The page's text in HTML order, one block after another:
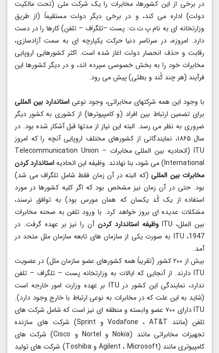
در برخی از این کشورها، مخابرات را یک شرکت ملی (تحت مالکیت
دولت) اداره می کند، و در برخی دیگر دولت مستقیماً (از طریق
وزارتخانه ای به نام پ.ت.ت: پست –تلگراف – تلفن) کارها را در دست
دارد. امروزه، در سرتاسر دنیا حرکت یکپارچه ای به سمت آزادسازی،
رقابت و حذف انحصار دولت اغاز شده است. اکثر کشورهایی اروپایی
مخابرات خود را به بخش خصوصی سپرده اند، و در دیگر کشورها این
فرآیند (هر چند کُند و بطئی) پیش می رود.
با وجود این همه شرکتهای مخابراتی، وجود نوعی استاندارد بین المللی
برای تضمین ارتباط بین افراد (و کامپیوترها) از کشوری به کشور دیگر
ضروری به نظر می رسد. البته این نیاز از مدتها قبل آشکار شده بود. در
سال ۱۸۶۵، نمایندگانی از کشورهای مختلف اروپایی آنچه را که امروز
ITU (اتحادیه بین المللی مخابرات – Telecommunication Union
International) می شود، بنا نهادند. وظیفه این اتحادیه
استاندارد کردن
مخابرات بین المللی(که البته در آن زمان فقط شامل تلگراف می شد)
بود. حتی در آن زمان نیز مشخص بود که اگر کلیه کشورها در مورد
استفاده از یک کُد یکسان که همان مورس بود) به توافق نرسند،
مشکلات عدیده ای بروز خواهد کرد. با ورود تلفن به صحنه مخابرات
بین الملل، ITU
وظیفه استاندارد کردنآن را نیز بر عهده گرفت. در
1947، ITU به صورت یکی از سازمان های تابعه سازمان ملل متحد در
آمد.
بیش از ۲۰۰ کشور (تقریباً همه کشورهای عضو سازمان ملل) در عضویت
ITU دارند. از آنجایی که ایالات به وزارتخانه پست – تلگراف – تلفن
ندارد، نمایندگی این کشور در ITU بر عهده وزارت امور خارجه است
(شاید به این علت که در مخابرات به نوعی ارتباط با خارج وجود دارد).
ITU دارای ۷۰۰ عضو وابسته و منطقه ای نیز است که شامل شرکت های
تلفن (مانند Vodafone ، AT&T و Sprint) شرکت های سازنده
تجهیزات مخابراتی مانند (Nokia و Nortel و Cisco) شرکت های
کامپیوتری مانند (Agilent ، Microsoft و Toshiba) شرکت های تولید